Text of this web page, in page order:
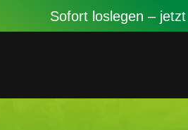
Sofort loslegen –